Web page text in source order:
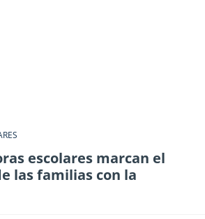
escolares marcan el
las familias con la